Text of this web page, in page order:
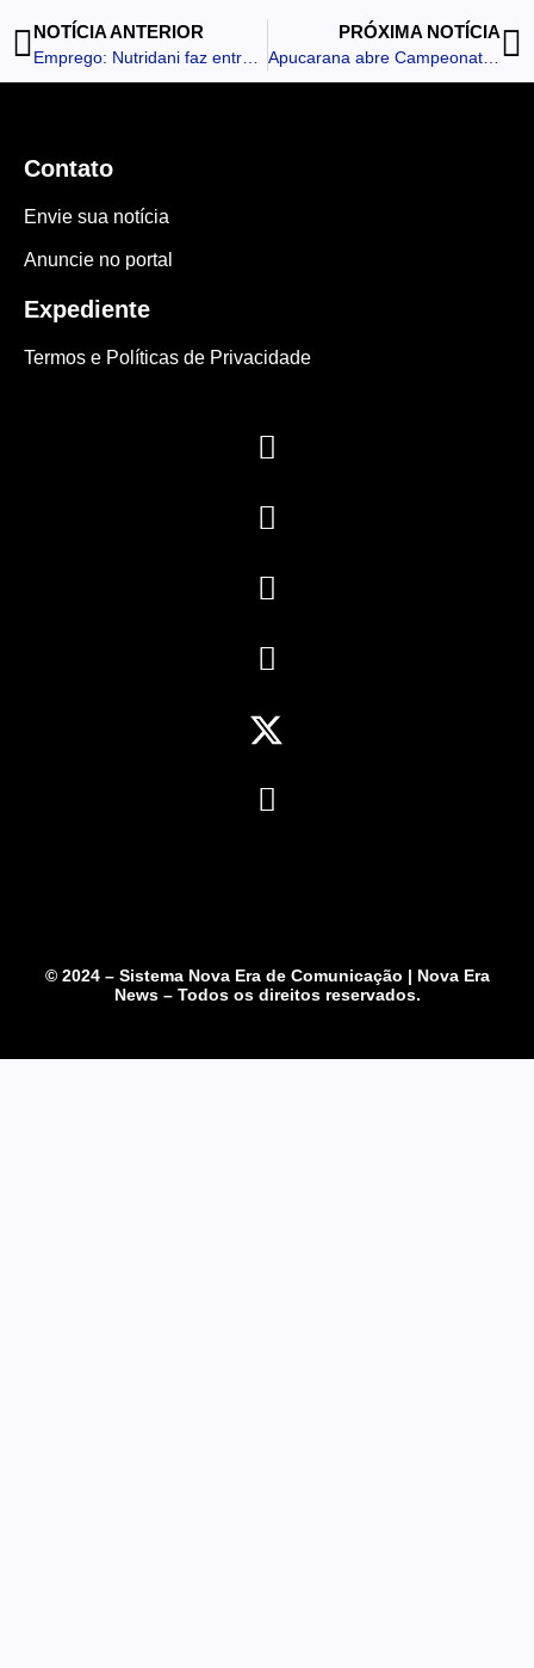
NOTÍCIA ANTERIOR
Emprego: Nutridani faz entrevistas amanhã em Novo Itacolomi
PRÓXIMA NOTÍCIA
Apucarana abre Campeonato Municipal de Futsal com média deseis gols por partida mostrando a força e a tradição da modalidade
Contato
Envie sua notícia
Anuncie no portal
Expediente
Termos e Políticas de Privacidade
© 2024 – Sistema Nova Era de Comunicação | Nova Era
News – Todos os direitos reservados.